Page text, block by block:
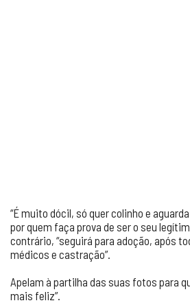
“É muito dócil, só quer colinho e
por quem faça prova de ser o seu
contrário, “seguirá para adoção, após
médicos e castração”.
Apelam à partilha das suas fotos para
mais feliz”.